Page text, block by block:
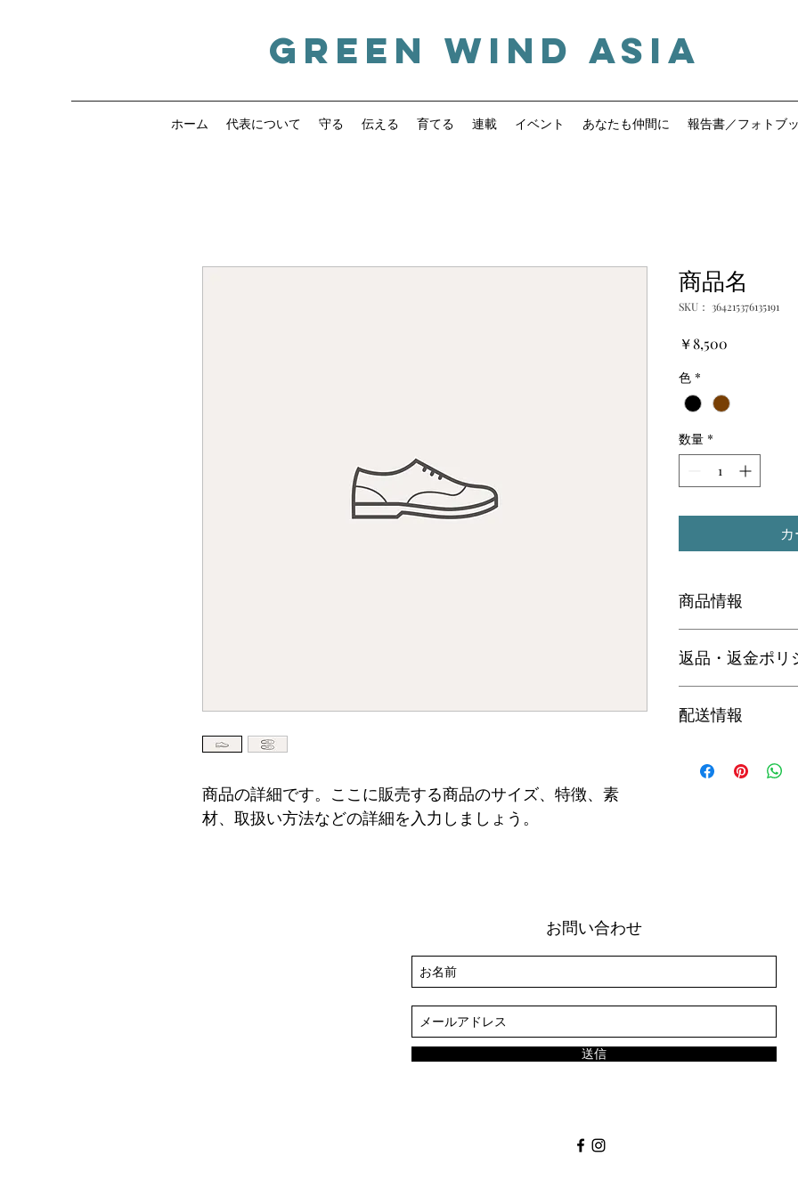
GWA
Green Wind ASIA
ホーム 代表について 守る 伝える 育てる 連載 イベント あなたも仲間に 報告書／フォトブ
商品の詳細です。ここに販売する商品のサイズ、特徴、素
材、取扱い方法などの詳細を入力しましょう。
商品名
SKU： 364215376135191
￥8,500
色 *
数量 *
商品情報
品のサイズ、特徴、
返品・返金ポリ
のように返品または
配送情報
方法や梱包、配送
お問い合わせ
送信